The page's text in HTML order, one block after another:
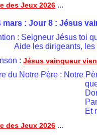
des Jeux 2026 ...
4 mars
: Jour 8 : Jésus
: Seigneur Jésus toi
Aide les dirigeants,
:
Jésus vainqueur
du Notre Père : Notre
des Jeux 2026 ...